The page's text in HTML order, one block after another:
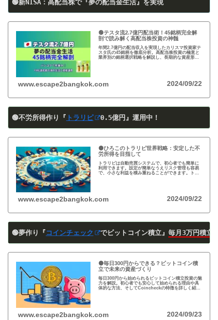
🟢新NISA：高配当株で『夢の配当金生活』を実現
🟢テスタ流2.7億円配当術！45銘柄完全解
剖で読み解く高配当株投資の神髄
年間2.7億円の配当収入を実現したカリスマ投資家テ
スタ氏の45銘柄を徹底分析。高配当株投資の極意と
業界別の銘柄選択戦略を解説し、長期的な資産形成
www.escape2bangkok.com 2024/09/22
🟢不労所得作り『 トラリピ 0.5億円』運用中！
🟠ひろこのトラリピ世界戦略：安定した不
労所得を目指して
トラリピは自動売買システムで、初心者でも簡単に
利用できます。設定が簡単なうえリスク管理も容易
で、小さな利益を積み重ねることができます。トラ
www.escape2bangkok.com 2024/09/22
🟢夢作り『コインチェック でビットコイン積立』 毎月3万円積立
🟠毎日300円からできる？ビットコイン積
立で未来の資産づくり
毎日300円から始められるビットコイン積立投資の魅
力を解説。初心者でも安心して始められる理由や具
体的な方法、そしてCoincheckの特徴を詳しく紹
www.escape2bangkok.com 2024/09/23